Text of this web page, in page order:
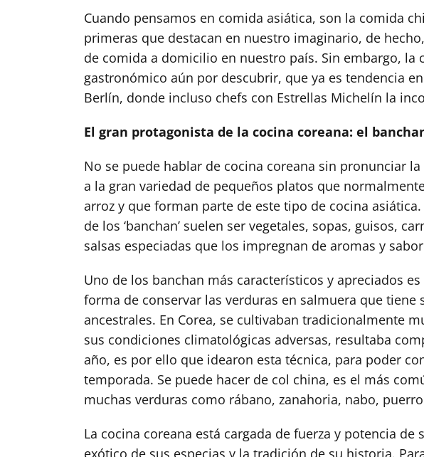
Cuando pensamos en comida asiática, son la comida
primeras que destacan en nuestro imaginario, de
de comida a domicilio en nuestro país. Sin embargo, la
gastronómico aún por descubrir, que ya es tendencia
Berlín, donde incluso chefs con Estrellas Michelín la
El gran protagonista de la cocina coreana: el
No se puede hablar de cocina coreana sin pronunciar la
a la gran variedad de pequeños platos que
arroz y que forman parte de este tipo de cocina
de los ‘banchan’ suelen ser vegetales, sopas, guisos,
salsas especiadas que los impregnan de aromas y
Uno de los banchan más característicos y apreciados es
forma de conservar las verduras en salmuera que tiene
ancestrales. En Corea, se cultivaban tradicionalmente
sus condiciones climatológicas adversas, resultaba
año, es por ello que idearon esta técnica, para poder
temporada. Se puede hacer de col china, es el más
muchas verduras como rábano, zanahoria, nabo,
La cocina coreana está cargada de fuerza y potencia de
exótico de sus especias y la tradición de su historia.